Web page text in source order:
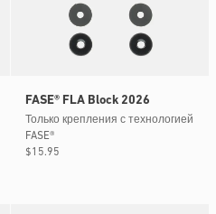
FASE® FLA Block 2026
Только крепления с технологией
FASE®
Обычная
$15.95